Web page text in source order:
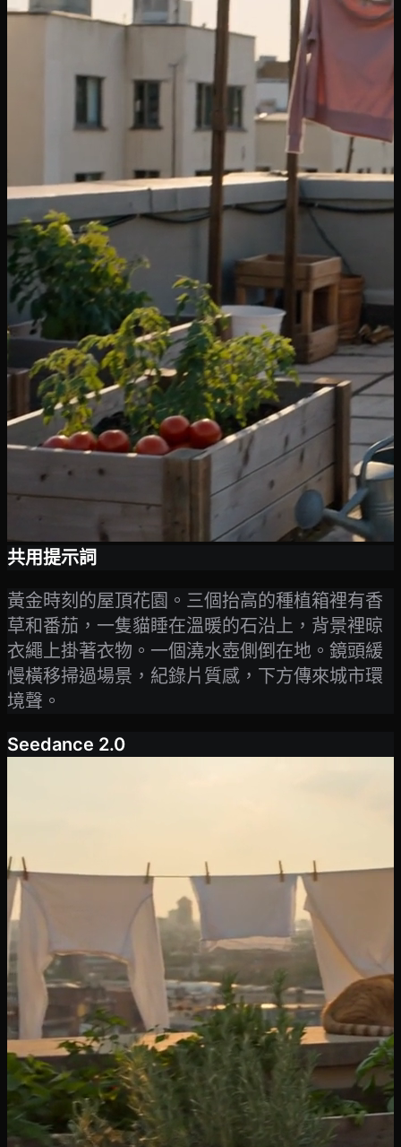
共用提示詞
黃金時刻的屋頂花園。三個抬高的種植箱裡有香
草和番茄，一隻貓睡在溫暖的石沿上，背景裡晾
衣繩上掛著衣物。一個澆水壺側倒在地。鏡頭緩
慢橫移掃過場景，紀錄片質感，下方傳來城市環
境聲。
Seedance 2.0